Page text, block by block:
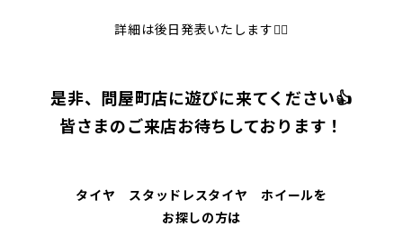
詳細は後日発表いたします🙂‍↕️
是非、問屋町店に遊びに来てください👍
皆さまのご来店お待ちしております！
タイヤ スタッドレスタイヤ ホイールを
お探しの方は